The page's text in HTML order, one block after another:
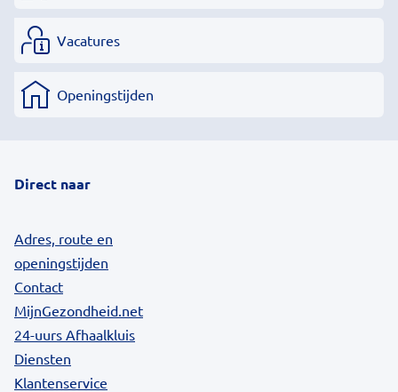
Vacatures
Openingstijden
Direct naar
Adres, route en
openingstijden
Contact
MijnGezondheid.net
24-uurs Afhaalkluis
Diensten
Klantenservice